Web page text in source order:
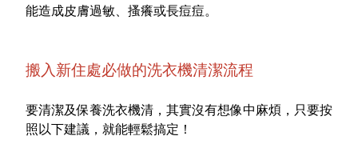
能造成皮膚過敏、搔癢或長痘痘。
搬入新住處必做的洗衣機清潔流程
要清潔及保養洗衣機清，其實沒有想像中麻煩，只要按
照以下建議，就能輕鬆搞定！